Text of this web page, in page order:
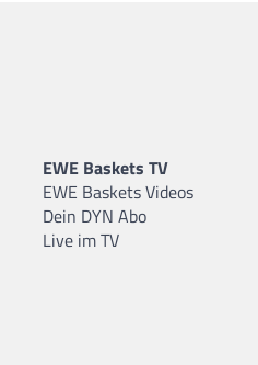
EWE Baskets TV
EWE Baskets Videos
Dein DYN Abo
Live im TV